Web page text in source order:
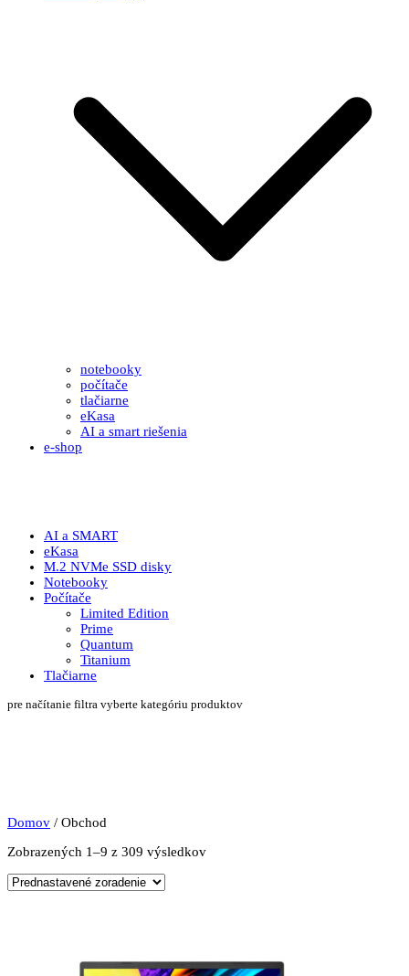
notebooky
počítače
tlačiarne
eKasa
AI a smart riešenia
e-shop
Domov / Obchod
Zobrazených 1–9 z 309 výsledkov
AI a SMART
eKasa
M.2 NVMe SSD disky
Notebooky
Počítače
Limited Edition
Prime
Quantum
Titanium
Tlačiarne
pre načítanie filtra vyberte kategóriu produktov